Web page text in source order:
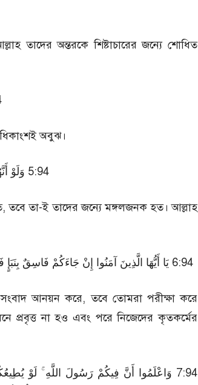
তাদের অন্তরকে শিষ্টাচারের জন্যে শোধিত
অবুঝ।
49:5 وَلَوْ
তবে তা-ই তাদের জন্যে মঙ্গলজনক হত। আল্লাহ
49:6 يَا أَيُّهَا الَّذِينَ آمَنُوا إِنْ جَاءَكُمْ فَاسِقٌ
সংবাদ আনয়ন করে, তবে তোমরা পরীক্ষা করে
প্রবৃত্ত না হও এবং পরে নিজেদের কৃতকর্মের
49:7 وَاعْلَمُوا أَنَّ فِيكُمْ رَسُولَ اللَّهِ ۚ لَوْ